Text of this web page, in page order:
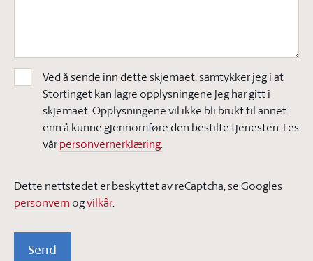
Ved å sende inn dette skjemaet, samtykker jeg i at
Stortinget kan lagre opplysningene jeg har gitt i
skjemaet. Opplysningene vil ikke bli brukt til annet
enn å kunne gjennomføre den bestilte tjenesten. Les
vårpersonvernerklæring.
Dette nettstedet er beskyttet av reCaptcha, se Googles
personvern ogvilkår.
Send